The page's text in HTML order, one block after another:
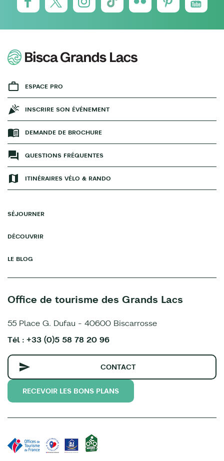
ESPACE PRO
INSCRIRE SON ÉVÉNEMENT
DEMANDE DE BROCHURE
QUESTIONS FRÉQUENTES
ITINÉRAIRES VÉLO & RANDO
SÉJOURNER
DÉCOUVRIR
LE BLOG
Office de tourisme des Grands Lacs
55 Place G. Dufau - 40600 Biscarrosse
Tél : +33 (0)5 58 78 20 96
CONTACT
RECEVOIR LES BONS PLANS